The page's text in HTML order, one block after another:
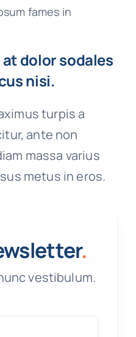
fames in
dolor sodales
nisi.
turpis a
ante non
massa varius
metus in eros.
.
vestibulum.